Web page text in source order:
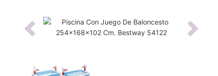
Previous Next